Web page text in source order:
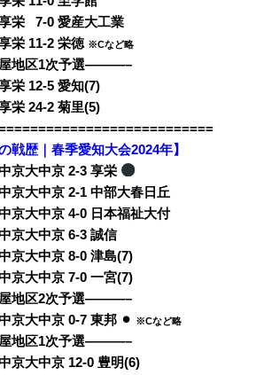
栄
7-0 愛産大工業
栄 11-2 栄徳 ※Cなど略
区1次予選———–
栄 12-5 愛知(7)
栄 24-2 菊里(5)
戦歴｜春季愛知大会2024年】
京大中京 2-3 享栄
京大中京 2-1 中部大春日丘
京大中京 4-0 日本福祉大付
京大中京 6-3 誠信
京大中京 8-0 津島(7)
京大中京 7-0 一宮(7)
区2次予選———–
京大中京 0-7 東邦 ⚫︎ ※Cなど略
区1次予選———–
京大中京 12-0 豊明(6)